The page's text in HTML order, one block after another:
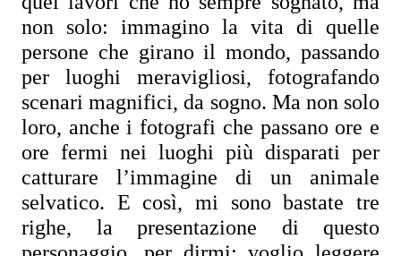
non solo: immagino la vita di quelle
persone che girano il mondo, passando
per luoghi meravigliosi, fotografando
scenari magnifici, da sogno. Ma non solo
loro, anche i fotografi che passano ore e
ore fermi nei luoghi più disparati per
catturare l’immagine di un animale
selvatico. E così, mi sono bastate tre
righe, la presentazione di questo